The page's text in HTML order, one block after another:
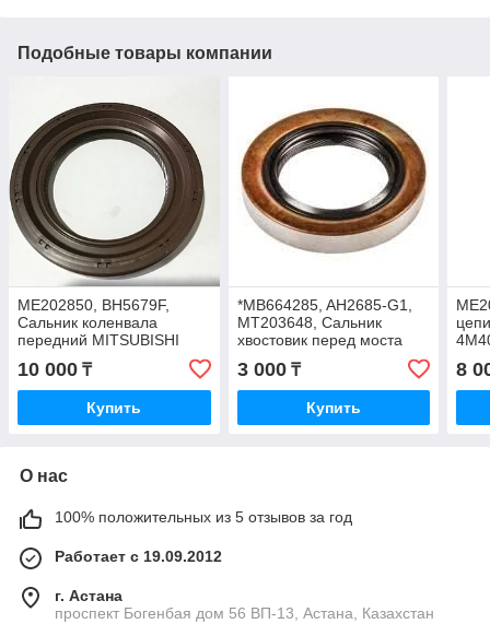
Подобные товары компании
ME202850, BH5679F,
Сальник коленвала
передний MITSUBISHI
PAJERO V46W, V98W
4M40, PAJERO SPORT
KH8W, 50x74x11
10 000 ₸
Купить
*MB664285, AH2685-G1,
MT203648, Сальник
хвостовик перед моста
MITSUBISHI PAJERO
V46W, DELICA PE8W, NOK
45-72-12
3 000₸
Купить
8
О нас
100% положительных из 5 отзывов за год
Работает с 19.09.2012
г. Астана
проспект Богенбая дом 56 ВП-13, Астана, Казахстан